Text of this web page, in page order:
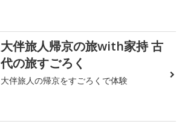
大伴旅人帰京の旅with家持 古
代の旅すごろく
大伴旅人の帰京をすごろくで体験